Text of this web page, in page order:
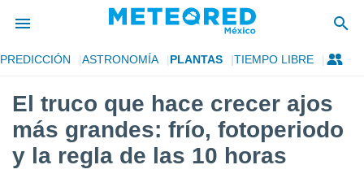
de
ha sido
para
PREDICCIÓN ASTRONOMÍA PLANTAS TIEMPO LIBRE
El truco que hace crecer ajos
más grandes: frío, fotoperiodo
y la regla de las 10 horas